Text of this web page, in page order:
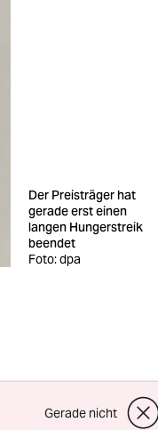
Der Preisträger hat
gerade erst einen
langen Hungerstreik
beendet
Foto: dpa
Gerade nicht